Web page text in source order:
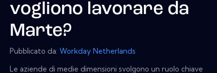
vogliono lavorare da
Marte?
Pubblicato da: Workday Netherlands
Le aziende di medie dimensioni svolgono un ruolo chiave